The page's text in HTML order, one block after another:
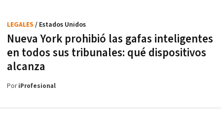
Nueva York prohibió las gafas inteligentes
en todos sus tribunales: qué dispositivos
alcanza
LEGALES / Estados Unidos
PoriProfesional